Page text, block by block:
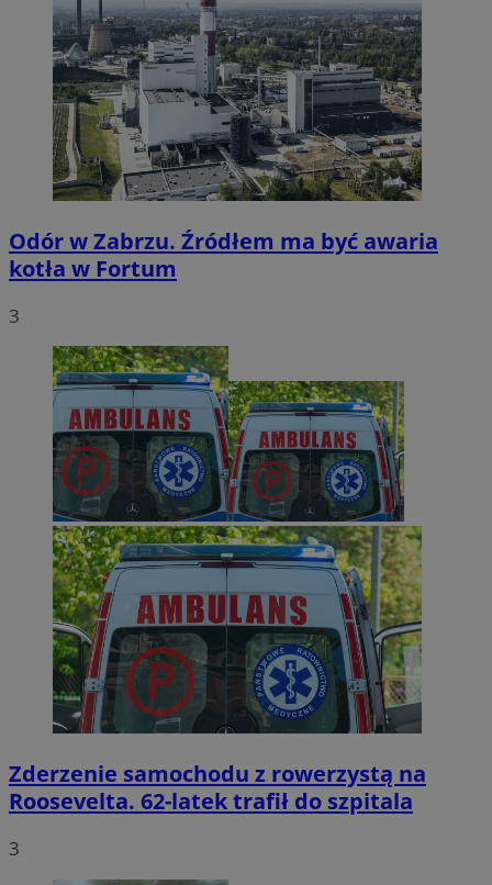
Odór w Zabrzu. Źródłem ma być awaria
kotła w Fortum
3
Zderzenie samochodu z rowerzystą na
Roosevelta. 62-latek trafił do szpitala
3